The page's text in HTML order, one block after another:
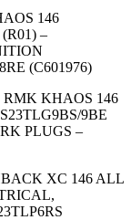
146
–
(C601976)
RMK KHAOS 146
9BE
PLUGS –
XC 146 ALL